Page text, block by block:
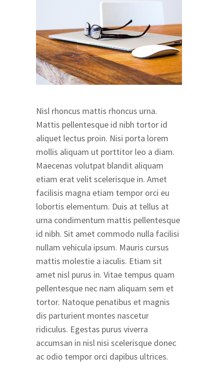
Nisl rhoncus mattis rhoncus urna.
Mattis pellentesque id nibh tortor id
aliquet lectus proin. Nisi porta lorem
mollis aliquam ut porttitor leo a diam.
Maecenas volutpat blandit aliquam
etiam erat velit scelerisque in. Amet
facilisis magna etiam tempor orci eu
lobortis elementum. Duis at tellus at
urna condimentum mattis pellentesque
id nibh. Sit amet commodo nulla facilisi
nullam vehicula ipsum. Mauris cursus
mattis molestie a iaculis. Etiam sit
amet nisl purus in. Vitae tempus quam
pellentesque nec nam aliquam sem et
tortor. Natoque penatibus et magnis
dis parturient montes nascetur
ridiculus. Egestas purus viverra
accumsan in nisl nisi scelerisque donec
ac odio tempor orci dapibus ultrices.